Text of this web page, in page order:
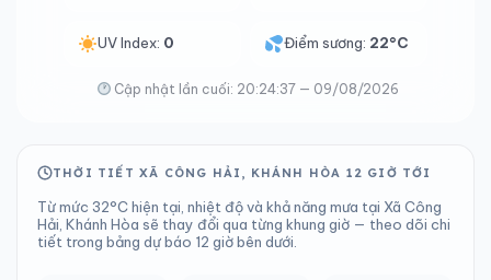
UV Index: 0 Điểm sương: 22°C
Cập nhật lần cuối: 20:24:37 — 09/08/2026
THỜI TIẾT XÃ CÔNG HẢI, KHÁNH HÒA 12 GIỜ TỚI
Từ mức 32°C hiện tại, nhiệt độ và khả năng mưa tại Xã Công
Hải, Khánh Hòa sẽ thay đổi qua từng khung giờ — theo dõi chi
tiết trong bảng dự báo 12 giờ bên dưới.